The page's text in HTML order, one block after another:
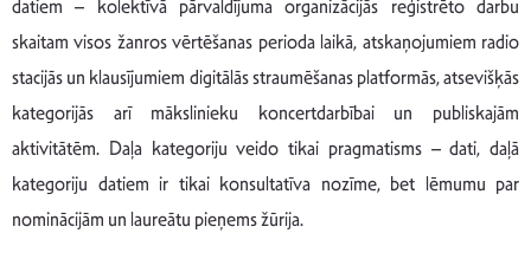
datiem – kolektīvā pārvaldījuma organizācijās reģistrēto darbu
skaitam visos žanros vērtēšanas perioda laikā, atskaņojumiem radio
stacijās un klausījumiem digitālās straumēšanas platformās, atsevišķās
kategorijās arī mākslinieku koncertdarbībai un publiskajām
aktivitātēm. Daļa kategoriju veido tikai pragmatisms – dati, daļā
kategoriju datiem ir tikai konsultatīva nozīme, bet lēmumu par
nominācijām un laureātu pieņems žūrija.